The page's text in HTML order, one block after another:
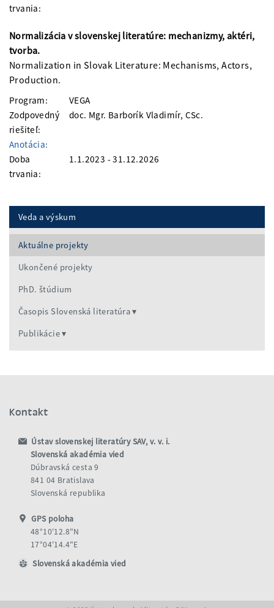
trvania:
Normalizácia v slovenskej literatúre: mechanizmy, aktéri,
tvorba.
Normalization in Slovak Literature: Mechanisms, Actors,
Production.
Program:
VEGA
Zodpovedný
riešiteľ:
doc. Mgr. Barborík Vladimír, CSc.
Anotácia:
Doba
trvania:
1.1.2023 - 31.12.2026
Veda a výskum
Aktuálne projekty
Ukončené projekty
PhD. štúdium
Časopis Slovenská literatúra
Publikácie
Kontakt
Ústav slovenskej literatúry SAV, v. v. i.
Slovenská akadémia vied
Dúbravská cesta 9
841 04 Bratislava
Slovenská republika
GPS poloha
48°10'12.8"N
17°04'14.4"E
Slovenská akadémia vied